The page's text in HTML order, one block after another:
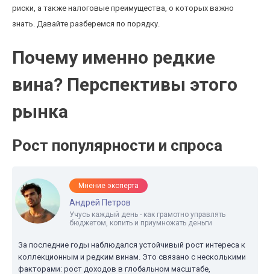
риски, а также налоговые преимущества, о которых важно
знать. Давайте разберемся по порядку.
Почему именно редкие
вина? Перспективы этого
рынка
Рост популярности и спроса
Мнение эксперта
Андрей Петров
Учусь каждый день - как грамотно управлять
бюджетом, копить и приумножать деньги
За последние годы наблюдался устойчивый рост интереса к
коллекционным и редким винам. Это связано с несколькими
факторами: рост доходов в глобальном масштабе,